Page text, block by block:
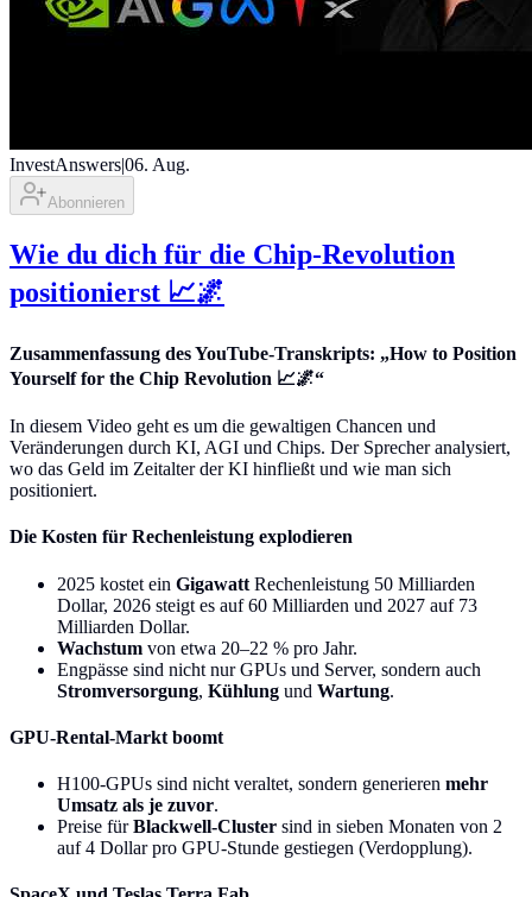
InvestAnswers|06. Aug.
Abonnieren
Wie du dich für die Chip-Revolution
positionierst 📈🌌
Zusammenfassung des YouTube-Transkripts: „How to Position
Yourself for the Chip Revolution 📈🌌“
In diesem Video geht es um die gewaltigen Chancen und
Veränderungen durch KI, AGI und Chips. Der Sprecher analysiert,
wo das Geld im Zeitalter der KI hinfließt und wie man sich
positioniert.
Die Kosten für Rechenleistung explodieren
2025 kostet ein Gigawatt Rechenleistung 50 Milliarden
Dollar, 2026 steigt es auf 60 Milliarden und 2027 auf 73
Milliarden Dollar.
Wachstum von etwa 20–22 % pro Jahr.
Engpässe sind nicht nur GPUs und Server, sondern auch
Stromversorgung, Kühlung und Wartung.
GPU-Rental-Markt boomt
H100-GPUs sind nicht veraltet, sondern generieren mehr
Umsatz als je zuvor.
Preise fürBlackwell-Cluster sind in sieben Monaten von 2
auf 4 Dollar pro GPU-Stunde gestiegen (Verdopplung).